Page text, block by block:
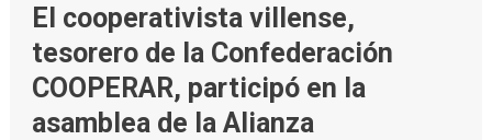
El cooperativista villense,
tesorero de la Confederación
COOPERAR, participó en la
asamblea de la Alianza